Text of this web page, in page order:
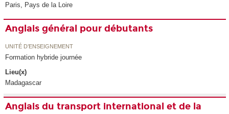
Paris, Pays de la Loire
Anglais général pour débutants
UNITÉ D’ENSEIGNEMENT
Formation hybride journée
Lieu(x)
Madagascar
Anglais du transport international et de la